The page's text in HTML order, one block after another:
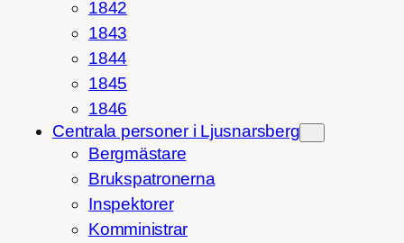
1842
1843
1844
1845
1846
Centrala personer i Ljusnarsberg
Bergmästare
Brukspatronerna
Inspektorer
Komministrar